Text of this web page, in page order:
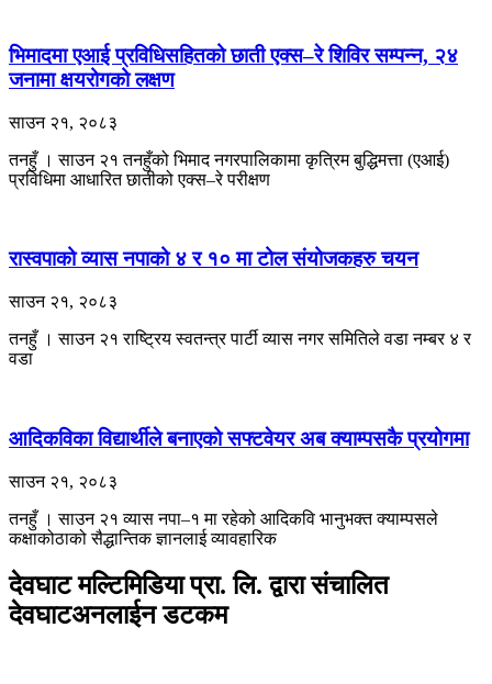
भिमादमा एआई प्रविधिसहितको छाती एक्स–रे शिविर सम्पन्न, २४
जनामा क्षयरोगको लक्षण
साउन २१, २०८३
तनहुँ । साउन २१ तनहुँको भिमाद नगरपालिकामा कृत्रिम बुद्धिमत्ता (एआई)
प्रविधिमा आधारित छातीको एक्स–रे परीक्षण
रास्वपाको व्यास नपाको ४ र १० मा टोल संयोजकहरु चयन
साउन २१, २०८३
तनहुँ । साउन २१ राष्ट्रिय स्वतन्त्र पार्टी व्यास नगर समितिले वडा नम्बर ४ र
वडा
आदिकविका विद्यार्थीले बनाएको सफ्टवेयर अब क्याम्पसकै प्रयोगमा
साउन २१, २०८३
तनहुँ । साउन २१ ​व्यास नपा–१ मा रहेको आदिकवि भानुभक्त क्याम्पसले
कक्षाकोठाको सैद्धान्तिक ज्ञानलाई व्यावहारिक
देवघाट मल्टिमिडिया प्रा. लि. द्वारा संचालित
देवघाटअनलाईन डटकम